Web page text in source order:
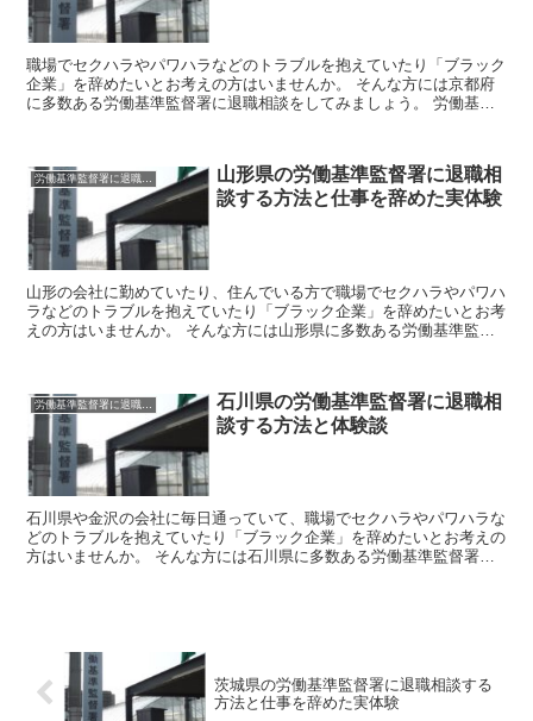
職場でセクハラやパワハラなどのトラブルを抱えていたり「ブラック
企業」を辞めたいとお考えの方はいませんか。 そんな方には京都府
に多数ある労働基準監督署に退職相談をしてみましょう。 労働基準
労働基準監督署に退職相談
山形県の労働基準監督署に退職相
談する方法と仕事を辞めた実体験
山形の会社に勤めていたり、住んでいる方で職場でセクハラやパワハ
ラなどのトラブルを抱えていたり「ブラック企業」を辞めたいとお考
えの方はいませんか。 そんな方には山形県に多数ある労働基準監督
労働基準監督署に退職相談
石川県の労働基準監督署に退職相
談する方法と体験談
石川県や金沢の会社に毎日通っていて、職場でセクハラやパワハラな
どのトラブルを抱えていたり「ブラック企業」を辞めたいとお考えの
方はいませんか。 そんな方には石川県に多数ある労働基準監督署に
茨城県の労働基準監督署に退職相談する
方法と仕事を辞めた実体験